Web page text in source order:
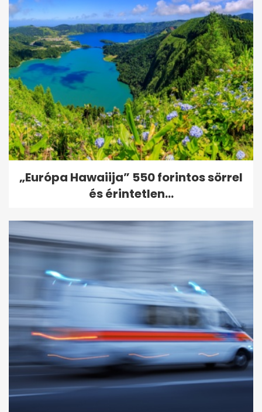
„Európa Hawaiija” 550 forintos sörrel
és érintetlen...